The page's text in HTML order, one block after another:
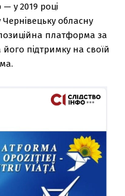
у 2019 році
обласну
платформа за
його підтримку на своїй